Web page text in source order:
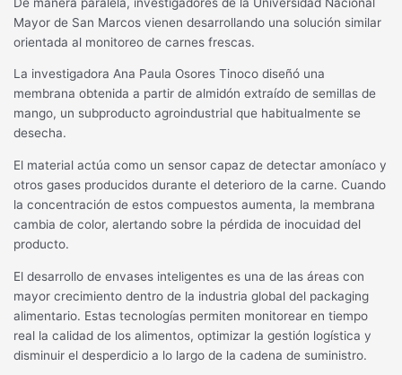
Mayor de San Marcos vienen desarrollando una solución similar
orientada al monitoreo de carnes frescas.
La investigadora Ana Paula Osores Tinoco diseñó una
membrana obtenida a partir de almidón extraído de semillas de
mango, un subproducto agroindustrial que habitualmente se
desecha.
El material actúa como un sensor capaz de detectar amoníaco y
otros gases producidos durante el deterioro de la carne. Cuando
la concentración de estos compuestos aumenta, la membrana
cambia de color, alertando sobre la pérdida de inocuidad del
producto.
El desarrollo de envases inteligentes es una de las áreas con
mayor crecimiento dentro de la industria global del packaging
alimentario. Estas tecnologías permiten monitorear en tiempo
real la calidad de los alimentos, optimizar la gestión logística y
disminuir el desperdicio a lo largo de la cadena de suministro.